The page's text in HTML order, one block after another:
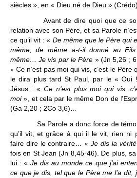
siècles », en « Dieu né de Dieu » (Crédo).
Avant de dire quoi que ce soit,
relation avec son Père, et sa Parole
ce qu’il vit : « De même que le Père qui
même, de même a-t-il donné au
même… Je vis par le Père » (Jn 5,26 ;
« Ce n’est pas moi qui vis, c’est le
le dira plus tard St Paul, par le « Oui
Jésus : «Ce n’est plus moi qui vis,
moi», et cela par le même Don de
(Ga 2,20 ; 2Co 3,6)…
Sa Parole a donc force de
qu’il vit, et grâce à qui il le vit, rien ni
faire dire le contraire… «Je dis la vérité
fois en St Jean (Jn 8,45-46). De plus,
lui : «Je dis au monde ce que j’ai
ce que je dis, tel que le Père me l’a dit,